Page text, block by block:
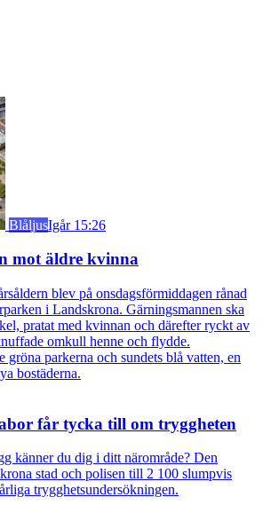
BlåljusIgår 15:26
mot äldre kvinna
blev på onsdagsförmiddagen rånad
i Landskrona. Gärningsmannen ska
pratat med kvinnan och därefter ryckt av
omkull henne och flydde.
får tycka till om tryggheten
känner du dig i ditt närområde? Den
stad och polisen till 2 100 slumpvis
trygghetsundersökningen.